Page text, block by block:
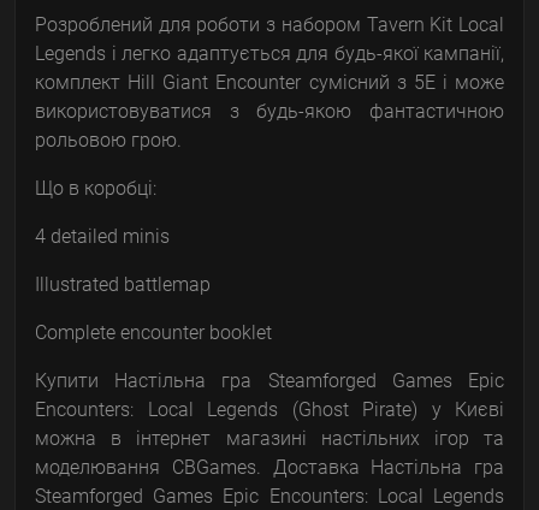
Розроблений для роботи з набором Tavern Kit Local
Legends і легко адаптується для будь-якої кампанії,
комплект Hill Giant Encounter сумісний з 5E і може
використовуватися з будь-якою фантастичною
рольовою грою.
Що в коробці:
4 detailed minis
Illustrated battlemap
Complete encounter booklet
Купити Настільна гра Steamforged Games Epic
Encounters: Local Legends (Ghost Pirate) у Києві
можна в інтернет магазині настільних ігор та
моделювання CBGames. Доставка Настільна гра
Steamforged Games Epic Encounters: Local Legends